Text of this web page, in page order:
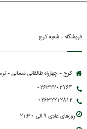
فروشگاه - شعبه کرج
کرج - چهارراه طالقانی شمالی -
02632202964
02632212812
روزهاي عادي 9 الي 21:30